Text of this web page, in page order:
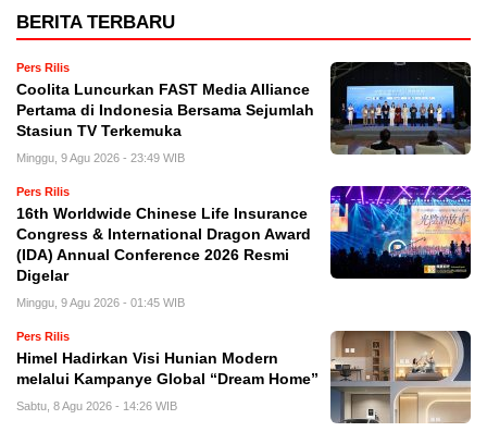
BERITA TERBARU
Pers Rilis
Coolita Luncurkan FAST Media Alliance
Pertama di Indonesia Bersama Sejumlah
Stasiun TV Terkemuka
Minggu, 9 Agu 2026 - 23:49 WIB
Pers Rilis
16th Worldwide Chinese Life Insurance
Congress & International Dragon Award
(IDA) Annual Conference 2026 Resmi
Digelar
Minggu, 9 Agu 2026 - 01:45 WIB
Pers Rilis
Himel Hadirkan Visi Hunian Modern
melalui Kampanye Global “Dream Home”
Sabtu, 8 Agu 2026 - 14:26 WIB